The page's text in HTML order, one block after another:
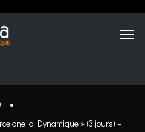
la Dynamique » (3 jours) –